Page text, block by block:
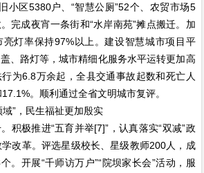
小区5380户、“智慧公厕”52个、农贸市场5
完成夜宵一条街和“水岸南苑”摊点搬迁。加
灯率保持97%以上。建设智慧城市项目平
、路灯等，城市精细化服务水平运转更加高
为6.8万余起，全县交通事故起数和死亡人
。顺利通过全省文明城市复评。
”，民生福祉更加殷实
极推进“五育并举[7]”，认真落实“双减”政
改革。评选星级校长、星级教师200人，成
。开展“千师访万户”“院坝家长会”活动，服